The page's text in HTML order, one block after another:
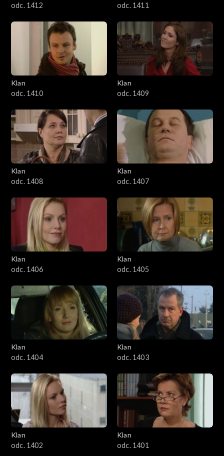
odc. 1412
odc. 1411
Klan
odc. 1410
Klan
odc. 1409
Klan
odc. 1408
Klan
odc. 1407
Klan
odc. 1406
Klan
odc. 1405
Klan
odc. 1404
Klan
odc. 1403
Klan
odc. 1402
Klan
odc. 1401